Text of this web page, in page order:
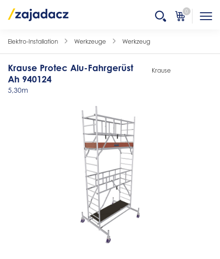
0
Elektro-Installation Werkzeuge Werkzeug
Krause Protec Alu-Fahrgerüst
Ah 940124
5,30m
Krause